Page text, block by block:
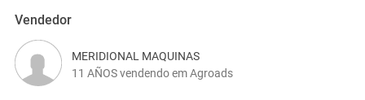
Vendedor
MERIDIONAL MAQUINAS
11 AÑOS vendendo em Agroads